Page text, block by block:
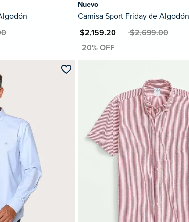
Nuevo
Camisa Sport Friday de Algodón
MXN $2,159.20MXN $2,699.00